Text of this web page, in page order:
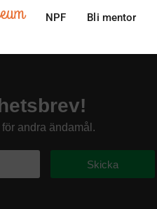
NPF Bli mentor
andra ändamål.
Skicka